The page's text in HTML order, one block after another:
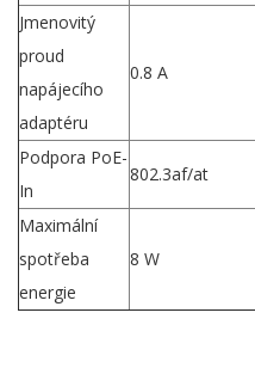
Jmenovitý
proud
napájecího
adaptéru
0.8 A
Podpora PoE-
In
802.3af/at
Maximální
spotřeba
energie
8 W